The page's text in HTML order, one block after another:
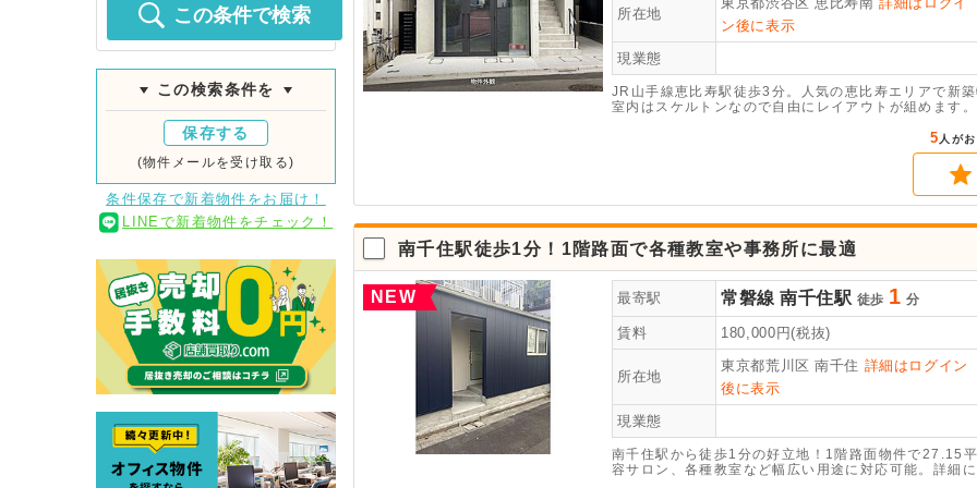
この条件で検索
この検索条件を
保存する
(物件メールを受け取る)
条件保存で新着物件をお届け！
LINEで新着物件をチェック！
所在地
ン後に表示
現業態
JR山手線恵比寿駅徒歩3分。人気の恵比寿エリアで新
室内はスケルトンなので自由にレイアウトが組めます
5 人が
南千住駅徒歩1分！1階路面で各種教室や事務所に最適
NEW 最寄駅 常磐線 南千住駅 徒歩 1 分
賃料 180,000円(税抜)
所在地
東京都荒川区 南千住 詳細はログイン
後に表示
現業態
南千住駅から徒歩1分の好立地！1階路面物件で27.15
容サロン、各種教室など幅広い用途に対応可能。詳細